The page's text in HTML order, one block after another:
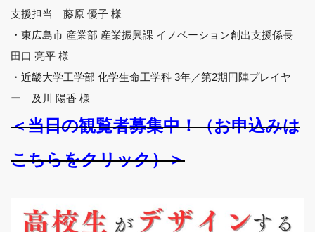
支援担当 藤原 優子 様
・東広島市 産業部 産業振興課 イノベーション創出支援係長
田口 亮平 様
・近畿大学工学部 化学生命工学科 3年／第2期円陣プレイヤ
ー 及川 陽香 様
＜当日の観覧者募集中！（お申込みは
こちらをクリック）＞